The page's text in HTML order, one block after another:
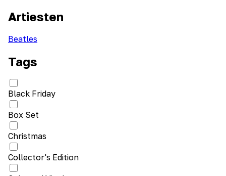
Artiesten
Beatles
Tags
Black Friday
Box Set
Christmas
Collector's Edition